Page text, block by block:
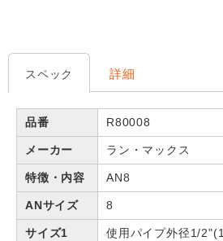
スペック 詳細
品番 R80008
メーカー ラン・マックス
特徴・内容 AN8
ANサイズ 8
サイズ1 使用パイプ外径1/